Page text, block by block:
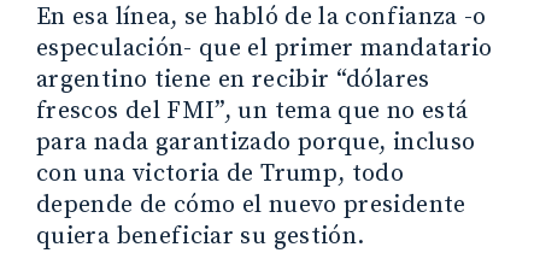
En esa línea, se habló de la confianza -o
especulación- que el primer mandatario
argentino tiene en recibir “dólares
frescos del FMI”, un tema que no está
para nada garantizado porque, incluso
con una victoria de Trump, todo
depende de cómo el nuevo presidente
quiera beneficiar su gestión.